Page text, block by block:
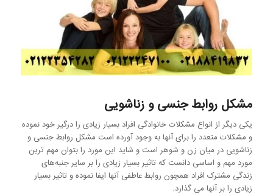
مشکل روابط جنسی و زناشویی
یکی دیگر از انواع مشکلات خانوادگی افراد بسیار زیادی را درگیر خود نموده
و مشکلات متعدد را برای آنها به وجود آورده است مشکل روابط جنسی و
زناشویی در میان زن و شوهر است و شاید این مورد را بتوان مهم ترین
مورد مهم و اساسی دانست که تاثیر بسیار زیادی را بر سایر جنبه‌های
زندگی مشترک افراد همچون روابط عاطفی آنها ایفا نموده و تاثیر بسیار
زیادی را بر آنها می گذارد.